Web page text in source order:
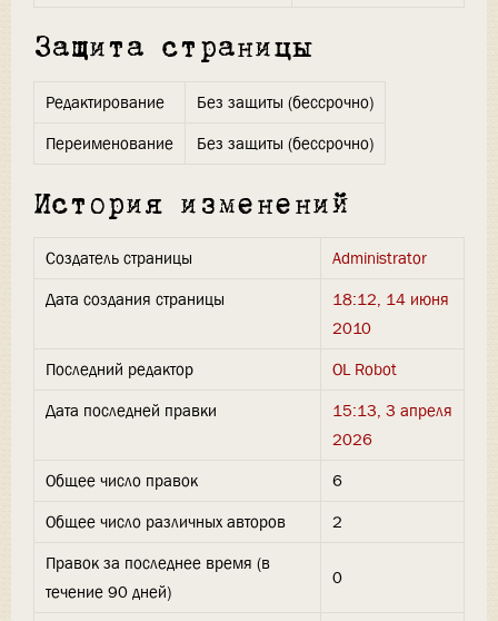
Защита страницы
Редактирование
Без защиты (бессрочно)
Переименование
Без защиты (бессрочно)
История изменений
Создатель страницы
Administrator
Дата создания страницы
18:12, 14 июня
2010
Последний редактор
OL Robot
Дата последней правки
15:13, 3 апреля
2026
Общее число правок
6
Общее число различных авторов
2
Правок за последнее время (в
течение 90 дней)
0